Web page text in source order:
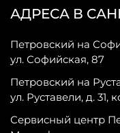
АДРЕСА В
Петровский на
ул. Софийская, 87
Петровский на
ул. Руставели, д. 31,
Сервисный центр